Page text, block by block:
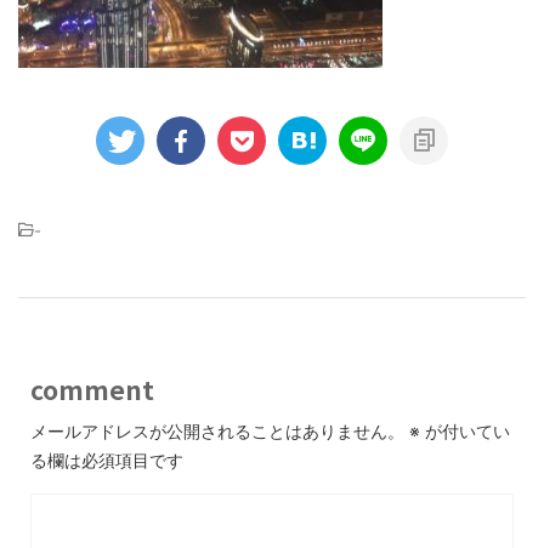
-
comment
メールアドレスが公開されることはありません。 ※ が付いてい
る欄は必須項目です